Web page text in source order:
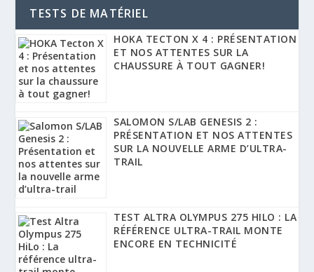
TESTS DE MATÉRIEL
HOKA TECTON X 4 : PRÉSENTATION
ET NOS ATTENTES SUR LA
CHAUSSURE À TOUT GAGNER!
SALOMON S/LAB GENESIS 2 :
PRÉSENTATION ET NOS ATTENTES
SUR LA NOUVELLE ARME D’ULTRA-
TRAIL
TEST ALTRA OLYMPUS 275 HILO : LA
RÉFÉRENCE ULTRA-TRAIL MONTE
ENCORE EN TECHNICITÉ